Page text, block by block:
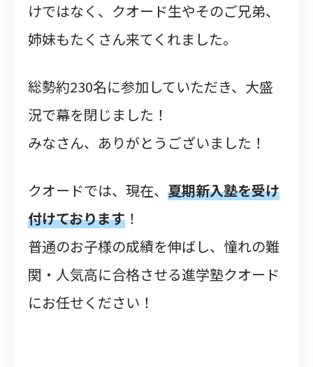
けではなく、クオード生やそのご兄弟、
姉妹もたくさん来てくれました。
総勢約230名に参加していただき、大盛
況で幕を閉じました！
みなさん、ありがとうございました！
クオードでは、現在、 夏期新入塾を受け
付けております ！
普通のお子様の成績を伸ばし、憧れの難
関・人気高に合格させる進学塾クオード
にお任せください！